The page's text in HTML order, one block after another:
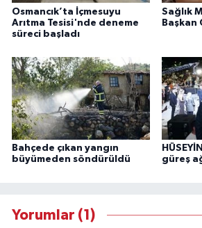
Osmancık’ta İçmesuyu
Arıtma Tesisi'nde deneme
süreci başladı
Sağlık
Başkan
Bahçede çıkan yangın
büyümeden söndürüldü
güreş
Yorumlar (1)